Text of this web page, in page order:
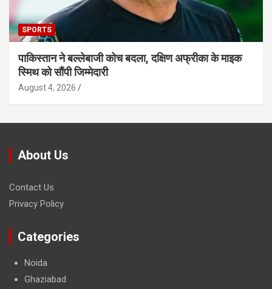
SPORTS
पाकिस्तान ने बल्लेबाजी कोच बदला, दक्षिण अफ्रीका के माइक
स्मिथ को सौंपी जिम्मेदारी
August 4, 2026
About Us
Contact Us
Privacy Policy
Categories
Noida
Ghaziabad